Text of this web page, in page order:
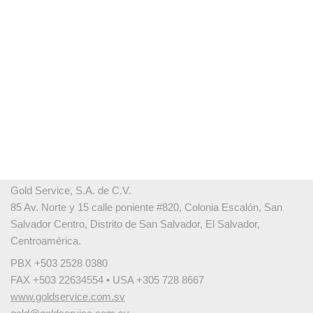
Gold Service, S.A. de C.V.
85 Av. Norte y 15 calle poniente #820, Colonia Escalón, San
Salvador Centro, Distrito de San Salvador, El Salvador,
Centroamérica.
PBX +503 2528 0380
FAX +503 22634554 • USA +305 728 8667
www.goldservice.com.sv